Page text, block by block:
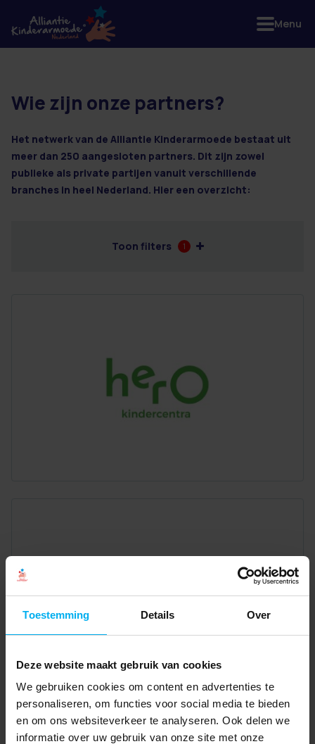
Toestemming Details Over
Deze website maakt gebruik van cookies
We gebruiken cookies om content en advertenties te
personaliseren, om functies voor social media te bieden
en om ons websiteverkeer te analyseren. Ook delen we
informatie over uw gebruik van onze site met onze
4 resultaten
Wie zijn onze partners?
Het netwerk van de Alliantie Kinderarmoede bestaat uit
meer dan 250 aangesloten partners. Dit zijn zowel
publieke als private partijen vanuit verschillende
branches in heel Nederland. Hier een overzicht:
Toon filters 1
Menu